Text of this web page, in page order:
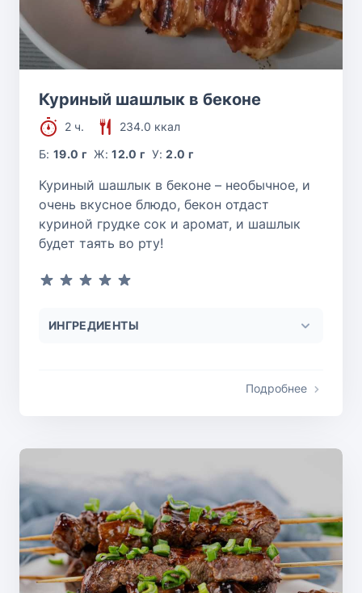
Куриный шашлык в беконе
2 ч.
234.0 ккал
Б:19.0 г Ж:12.0 г У:2.0 г
Куриный шашлык в беконе – необычное, и
очень вкусное блюдо, бекон отдаст
куриной грудке сок и аромат, и шашлык
будет таять во рту!
ИНГРЕДИЕНТЫ
Подробнее